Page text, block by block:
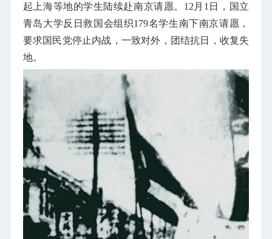
起上海等地的学生陆续赴南京请愿。 12 月 1 日，国立
青岛大学反日救国会组织179名学生南下南京请愿，
要求国民党停止内战，一致对外，团结抗日，收复失
地。